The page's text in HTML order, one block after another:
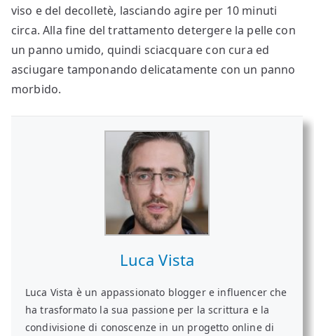
viso e del decolletè, lasciando agire per 10 minuti
circa. Alla fine del trattamento detergere la pelle con
un panno umido, quindi sciacquare con cura ed
asciugare tamponando delicatamente con un panno
morbido.
Luca Vista
Luca Vista è un appassionato blogger e influencer che
ha trasformato la sua passione per la scrittura e la
condivisione di conoscenze in un progetto online di